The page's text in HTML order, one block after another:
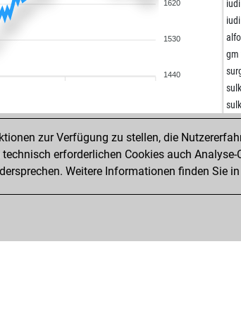
1620
1530
1440
iudi
iudi
gm
zur Verfügung zu stellen, die
erforderlichen Cookies auch
Weitere Informationen finden Sie